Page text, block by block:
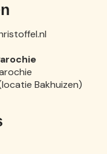
Bakhuizen)